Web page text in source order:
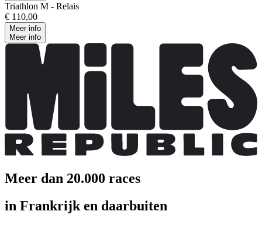
Triathlon M - Relais
€ 110,00
Meer info
Meer info
Meer dan 20.000 races
in Frankrijk en daarbuiten